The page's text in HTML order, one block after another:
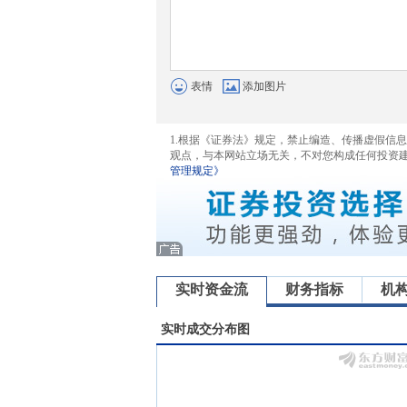
表情 添加图片
1.根据《证券法》规定，禁止编造、传播虚假信
观点，与本网站立场无关，不对您构成任何投资
管理规定》
实时资金流 财务指标 机
实时成交分布图